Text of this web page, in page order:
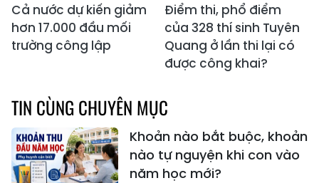
Cả nước dự kiến giảm
hơn 17.000 đầu mối
trường công lập
Điểm thi, phổ điểm
của 328 thí sinh Tuyên
Quang ở lần thi lại có
được công khai?
TIN CÙNG CHUYÊN MỤC
Khoản nào bắt buộc, khoản
nào tự nguyện khi con vào
năm học mới?